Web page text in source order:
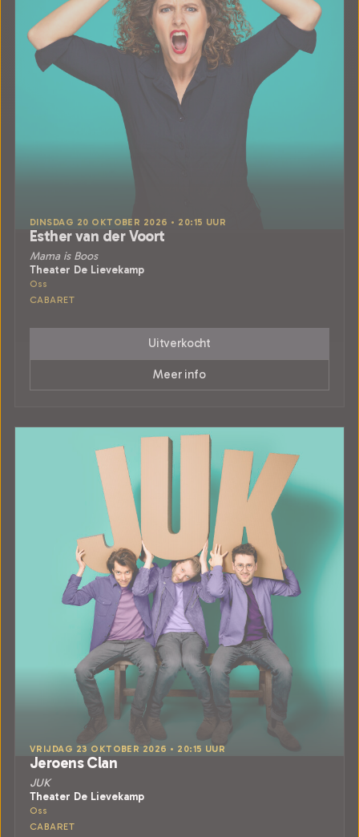
DINSDAG 20 OKTOBER 2026 • 20:15 UUR
Esther van der Voort
Mama is Boos
Theater De Lievekamp
Oss
CABARET
Uitverkocht
Meer info
VRIJDAG 23 OKTOBER 2026 • 20:15 UUR
Jeroens Clan
JUK
Theater De Lievekamp
Oss
CABARET